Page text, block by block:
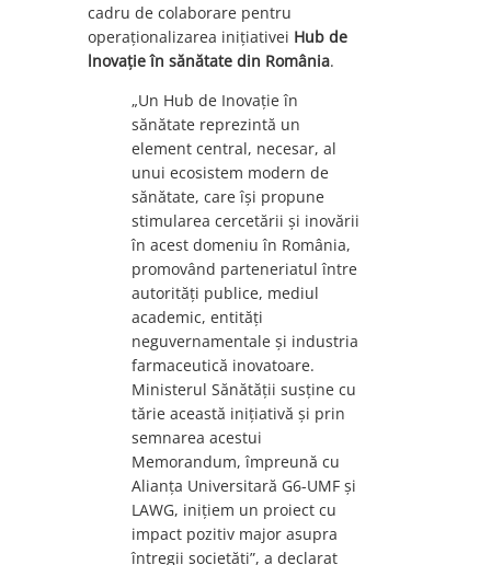
cadru de colaborare pentru
operaţionalizarea iniţiativei Hub de
lnovație în sănătate din România.
„Un Hub de Inovație în
sănătate reprezintă un
element central, necesar, al
unui ecosistem modern de
sănătate, care își propune
stimularea cercetării și inovării
în acest domeniu în România,
promovând parteneriatul între
autorități publice, mediul
academic, entități
neguvernamentale și industria
farmaceutică inovatoare.
Ministerul Sănătății susține cu
tărie această inițiativă și prin
semnarea acestui
Memorandum, împreună cu
Alianța Universitară G6-UMF și
LAWG, inițiem un proiect cu
impact pozitiv major asupra
întregii societăți”, a declarat